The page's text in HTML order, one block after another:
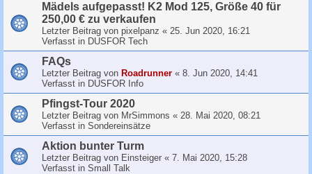
Mädels aufgepasst! K2 Mod 125, Größe 40 für
250,00 € zu verkaufen
Letzter Beitrag von pixelpanz « 25. Jun 2020, 16:21
Verfasst in DUSFOR Tech
FAQs
Letzter Beitrag von Roadrunner « 8. Jun 2020, 14:41
Verfasst in DUSFOR Info
Pfingst-Tour 2020
Letzter Beitrag von MrSimmons « 28. Mai 2020, 08:21
Verfasst in Sondereinsätze
Aktion bunter Turm
Letzter Beitrag von Einsteiger « 7. Mai 2020, 15:28
Verfasst in Small Talk